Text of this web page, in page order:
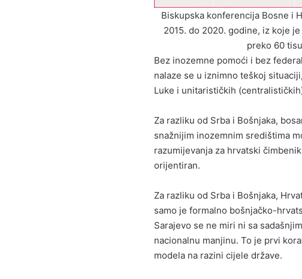
Biskupska konferencija Bosne i
2015. do 2020. godine, iz koje
preko 60
Bez inozemne pomoći i bez
nalaze se u iznimno teškoj
Luke i unitarističkih
Za razliku od Srba i Bošnjaka,
snažnijim inozemnim središtima
razumijevanja za hrvatski
orijentiran.
Za razliku od Srba i Bošnjaka,
samo je formalno bošnjačko-
Sarajevo se ne miri ni sa
nacionalnu manjinu. To je prvi
modela na razini cijele države.